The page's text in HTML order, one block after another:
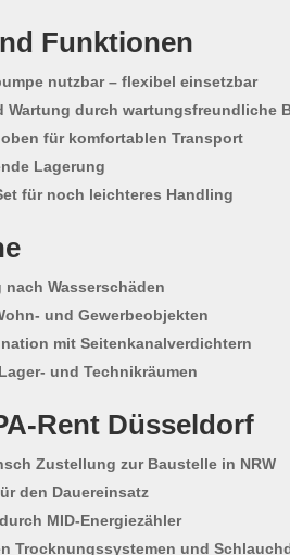
Funktionen
nutzbar– flexibel einsetzbar
Wartung durch wartungsfreundliche
für komfortablen Transport
Lagerung
für noch leichteres Handling
Wasserschäden
und Gewerbeobjekten
mit Seitenkanalverdichtern
und Technikräumen
Rent Düsseldorf
Zustellung zur Baustelle in NRW
den Dauereinsatz
MID-Energiezähler
Trocknungssystemen und